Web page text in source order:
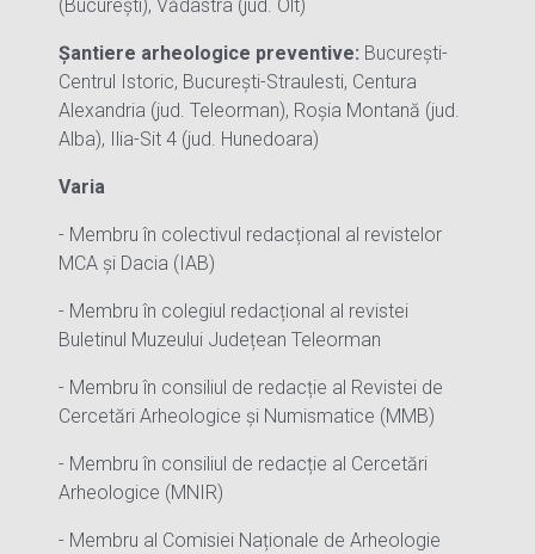
(București), Vădastra (jud. Olt)
Șantiere arheologice preventive: București-
Centrul Istoric, București-Straulesti, Centura
Alexandria (jud. Teleorman), Roșia Montană (jud.
Alba), Ilia-Sit 4 (jud. Hunedoara)
Varia
- Membru în colectivul redacțional al revistelor
MCA și Dacia (IAB)
- Membru în colegiul redacțional al revistei
Buletinul Muzeului Județean Teleorman
- Membru în consiliul de redacție al Revistei de
Cercetări Arheologice și Numismatice (MMB)
- Membru în consiliul de redacție al Cercetări
Arheologice (MNIR)
- Membru al Comisiei Naționale de Arheologie